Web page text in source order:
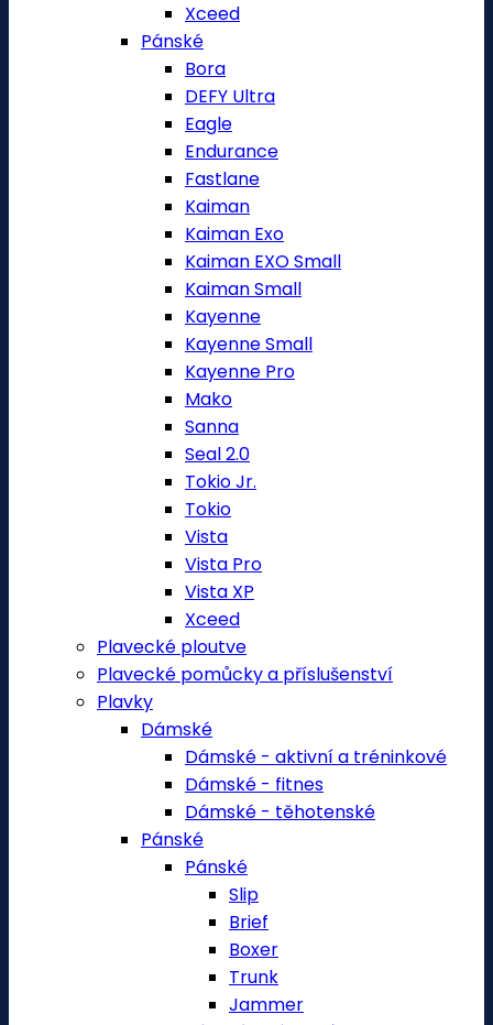
Xceed
Pánské
Bora
DEFY Ultra
Eagle
Endurance
Fastlane
Kaiman
Kaiman Exo
Kaiman EXO Small
Kaiman Small
Kayenne
Kayenne Small
Kayenne Pro
Mako
Sanna
Seal 2.0
Tokio Jr.
Tokio
Vista
Vista Pro
Vista XP
Xceed
Plavecké ploutve
Plavecké pomůcky a příslušenství
Plavky
Dámské
Dámské - aktivní a tréninkové
Dámské - fitnes
Dámské - těhotenské
Pánské
Pánské
Slip
Brief
Boxer
Trunk
Jammer